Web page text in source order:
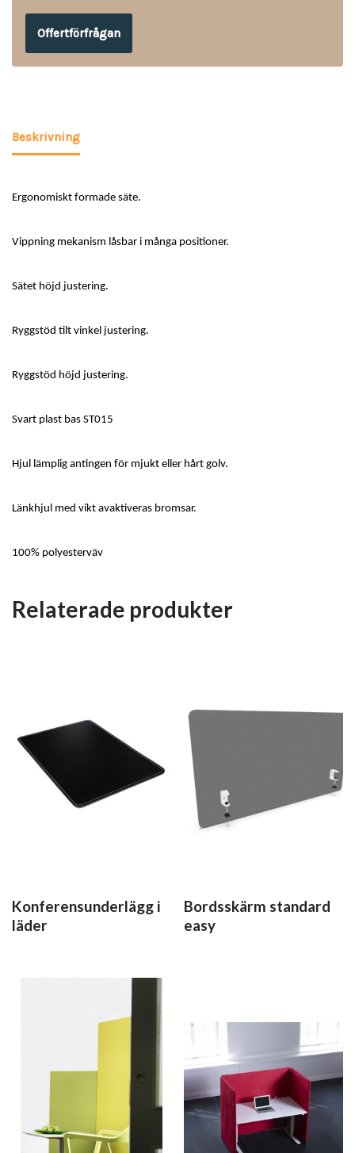
Offertförfrågan
Beskrivning
Ergonomiskt formade säte.
Vippning mekanism låsbar i många positioner.
Sätet höjd justering.
Ryggstöd tilt vinkel justering.
Ryggstöd höjd justering.
Svart plast bas ST015
Hjul lämplig antingen för mjukt eller hårt golv.
Länkhjul med vikt avaktiveras bromsar.
100% polyesterväv
Relaterade produkter
Konferensunderlägg i
läder
Bordsskärm standard
easy